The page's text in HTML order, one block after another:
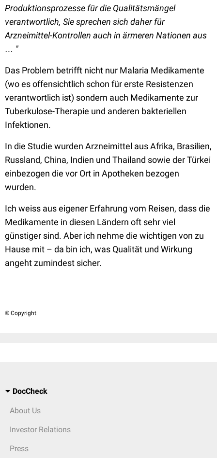
Produktionsprozesse für die Qualitätsmängel
verantwortlich, Sie sprechen sich daher für
Arzneimittel-Kontrollen auch in ärmeren Nationen aus
… "
Das Problem betrifft nicht nur Malaria Medikamente
(wo es offensichtlich schon für erste Resistenzen
verantwortlich ist) sondern auch Medikamente zur
Tuberkulose-Therapie und anderen bakteriellen
Infektionen.
In die Studie wurden Arzneimittel aus Afrika, Brasilien,
Russland, China, Indien und Thailand sowie der Türkei
einbezogen die vor Ort in Apotheken bezogen
wurden.
Ich weiss aus eigener Erfahrung vom Reisen, dass die
Medikamente in diesen Ländern oft sehr viel
günstiger sind. Aber ich nehme die wichtigen von zu
Hause mit – da bin ich, was Qualität und Wirkung
angeht zumindest sicher.
© Copyright
DocCheck
About Us
Investor Relations
Press